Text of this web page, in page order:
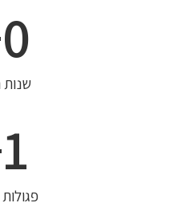
שנות
0
1